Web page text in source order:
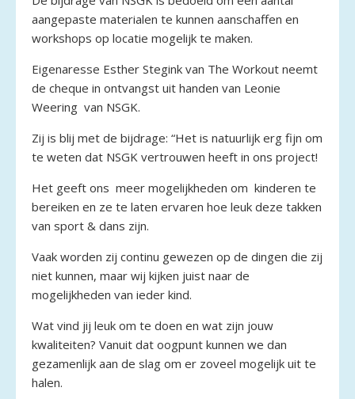
aangepaste materialen te kunnen aanschaffen en
workshops op locatie mogelijk te maken.
Eigenaresse Esther Stegink van The Workout neemt
de cheque in ontvangst uit handen van Leonie
Weering van NSGK.
Zij is blij met de bijdrage: “Het is natuurlijk erg fijn om
te weten dat NSGK vertrouwen heeft in ons project!
Het geeft ons meer mogelijkheden om kinderen te
bereiken en ze te laten ervaren hoe leuk deze takken
van sport & dans zijn.
Vaak worden zij continu gewezen op de dingen die zij
niet kunnen, maar wij kijken juist naar de
mogelijkheden van ieder kind.
Wat vind jij leuk om te doen en wat zijn jouw
kwaliteiten? Vanuit dat oogpunt kunnen we dan
gezamenlijk aan de slag om er zoveel mogelijk uit te
halen.